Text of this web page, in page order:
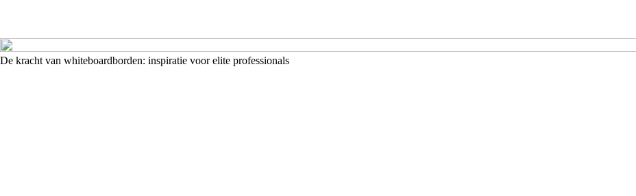
De kracht van whiteboardborden: inspiratie voor elite professionals